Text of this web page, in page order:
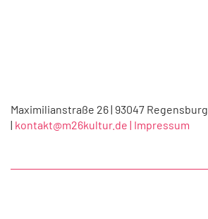
Maximilianstraße 26 | 93047 Regensburg
| kontakt@m26kultur.de | Impressum